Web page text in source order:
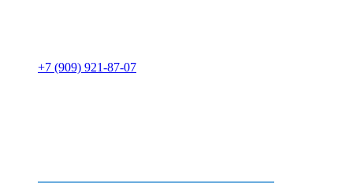
+7 (909) 921-87-07